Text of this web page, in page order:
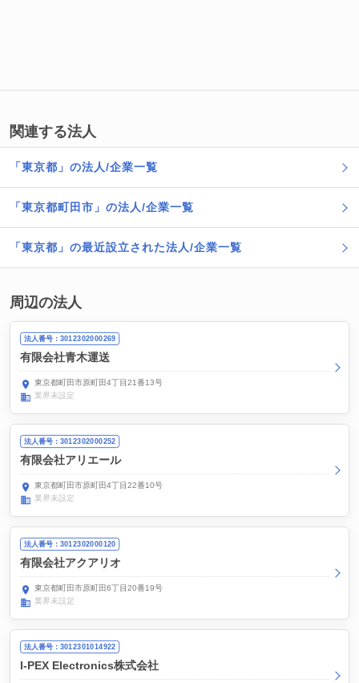
関連する法人
「東京都」の法人/企業一覧
「東京都町田市」の法人/企業一覧
「東京都」の最近設立された法人/企業一覧
周辺の法人
法人番号：3012302000269
有限会社青木運送
東京都町田市原町田4丁目21番13号
業界未設定
法人番号：3012302000252
有限会社アリエール
東京都町田市原町田4丁目22番10号
業界未設定
法人番号：3012302000120
有限会社アクアリオ
東京都町田市原町田6丁目20番19号
業界未設定
法人番号：3012301014922
I-PEX Electronics株式会社